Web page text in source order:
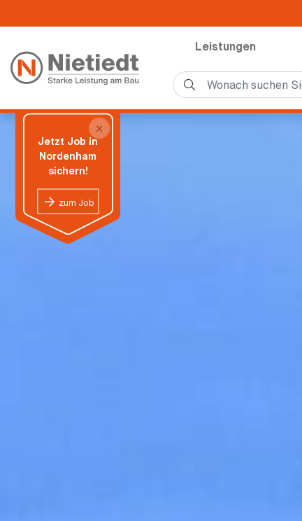
Leistungen
×
Jetzt Job in
Nordenham
sichern!
zum Job